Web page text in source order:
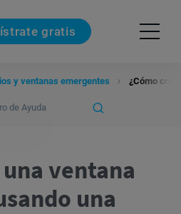
gratis
y ventanas emergentes ¿Cómo creo
ventana
una